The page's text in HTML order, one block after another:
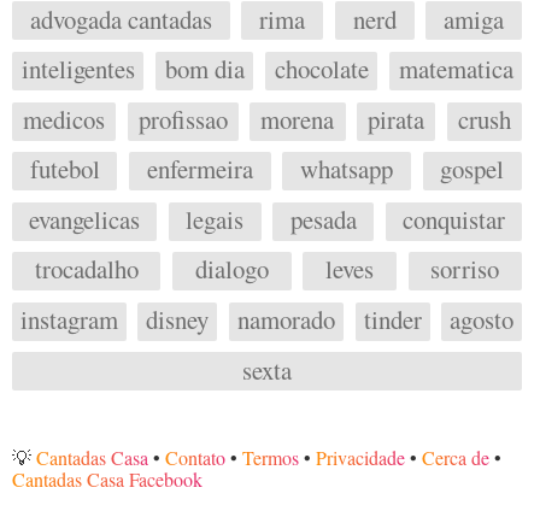
advogada cantadas
rima nerd
amiga
inteligentes
bom dia chocolate
matematica
medicos
profissao morena pirata
crush
futebol
enfermeira whatsapp
gospel
evangelicas
legais pesada
conquistar
trocadalho
dialogo leves
sorriso
instagram
disney namorado tinder
agosto
sexta
💡Cantadas Casa • Contato• Termos• Privacidade• Cerca de•
Cantadas Casa Facebook